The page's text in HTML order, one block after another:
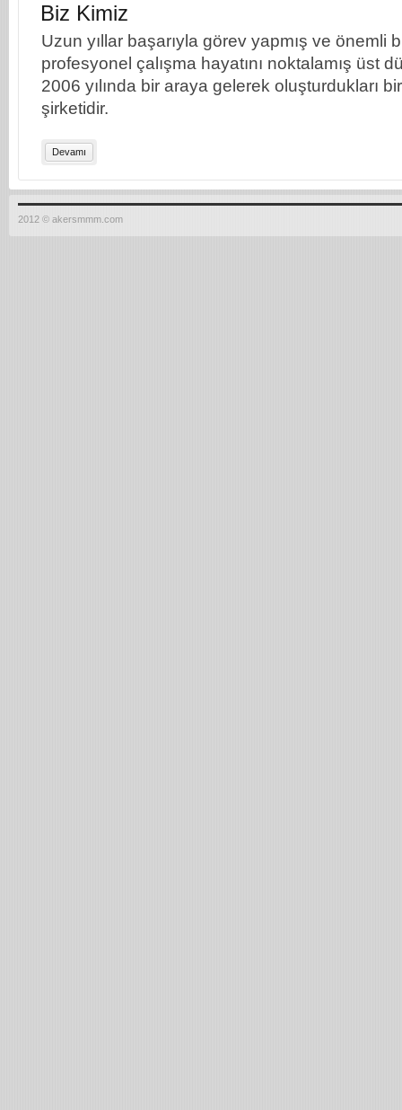
Biz Kimiz
Uzun yıllar başarıyla görev yapmış ve önemli
profesyonel çalışma hayatını noktalamış üst
2006 yılında bir araya gelerek oluşturdukları
şirketidir.
Devamı
2012 © akersmmm.com